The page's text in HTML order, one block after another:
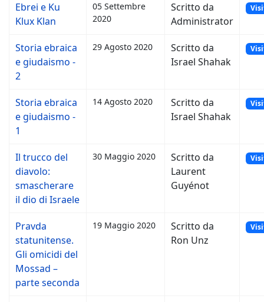
Ebrei e Ku
Klux Klan
05 Settembre
2020
Scritto da
Administrator
Storia ebraica
e giudaismo -
2
29 Agosto 2020
Scritto da
Israel Shahak
Storia ebraica
e giudaismo -
1
14 Agosto 2020
Scritto da
Israel Shahak
Il trucco del
diavolo:
smascherare
il dio di Israele
30 Maggio 2020
Scritto da
Laurent
Guyénot
Pravda
statunitense.
Gli omicidi del
Mossad –
parte seconda
19 Maggio 2020
Scritto da
Ron Unz